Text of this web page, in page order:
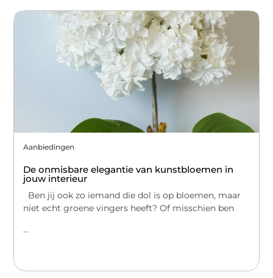
Aanbiedingen
De onmisbare elegantie van kunstbloemen in
jouw interieur
Ben jij ook zo iemand die dol is op bloemen, maar
niet echt groene vingers heeft? Of misschien ben
...